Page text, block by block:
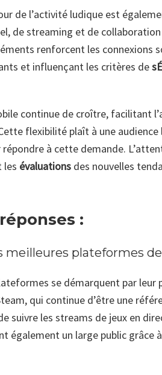
de l’activité ludique est
de streaming et de
renforcent les connexions
et influençant les critères de
continue de croître, facilitant
flexibilité plaît à une
à cette demande.
les évaluations des nouvelles
:
meilleures plateformes
se démarquent par
qui continue d’être une
suivre les streams de jeux en
également un large public grâce